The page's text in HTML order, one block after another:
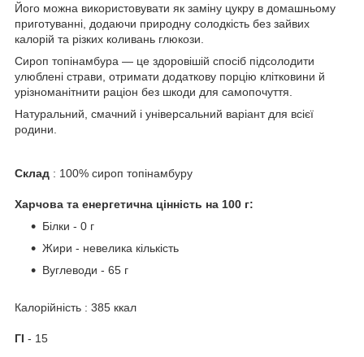
Його можна використовувати як заміну цукру в домашньому
приготуванні, додаючи природну солодкість без зайвих
калорій та різких коливань глюкози.
Сироп топінамбура — це здоровішій спосіб підсолодити
улюблені страви, отримати додаткову порцію клітковини й
урізноманітнити раціон без шкоди для самопочуття.
Натуральний, смачний і універсальний варіант для всієї
родини.
Склад : 100% сироп топінамбуру
Харчова та енергетична цінність на 100 г:
Білки - 0 г
Жири - невелика кількість
Вуглеводи - 65 г
Калорійність : 385 ккал
ГІ - 15